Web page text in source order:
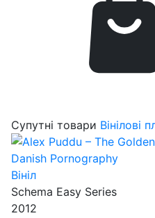
Супутні товари Вінілові
Вініл
Schema Easy Series
2012